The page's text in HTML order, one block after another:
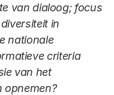
van dialoog; focus
in
nationale
criteria
van het
opnemen?